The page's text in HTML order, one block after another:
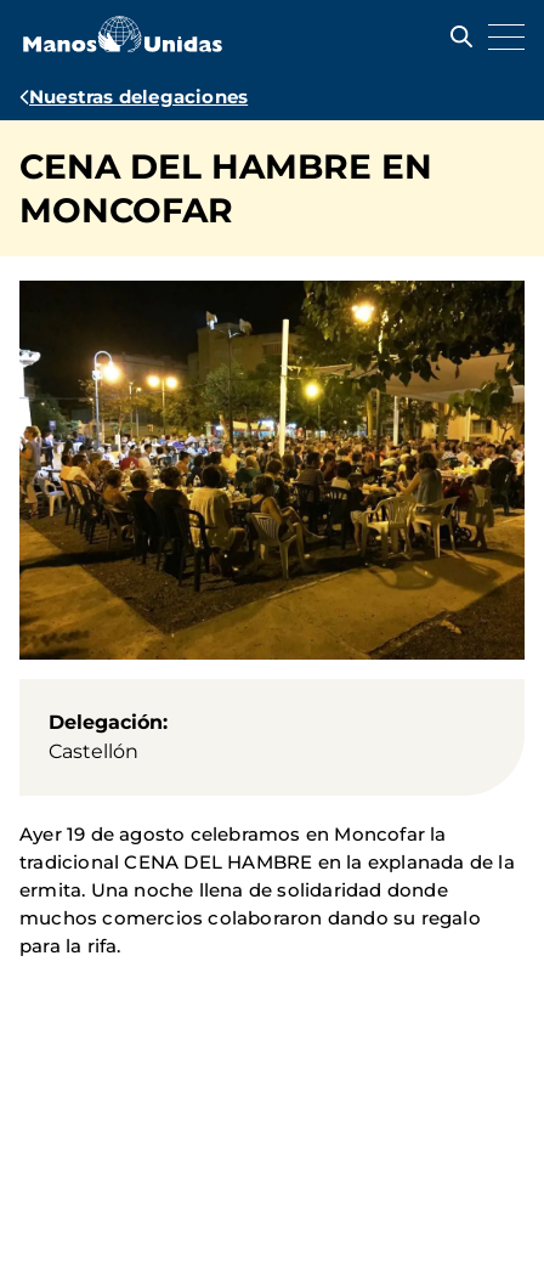
contenido
Ruta
navegación
Nuestras delegaciones
CENA DEL HAMBRE EN
MONCOFAR
Delegación
Castellón
Ayer 19 de agosto celebramos en Moncofar la
tradicional CENA DEL HAMBRE en la explanada de la
ermita. Una noche llena de solidaridad donde
muchos comercios colaboraron dando su regalo
para la rifa.